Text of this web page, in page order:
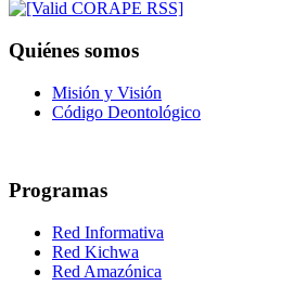
Quiénes somos
Misión y Visión
Código Deontológico
Programas
Red Informativa
Red Kichwa
Red Amazónica